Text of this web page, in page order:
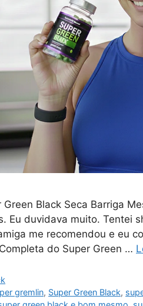
Green Black Seca Barriga
Eu duvidava muito. Tentei
me recomendou e eu
do Super Green …
gremlin, Super Green Black,